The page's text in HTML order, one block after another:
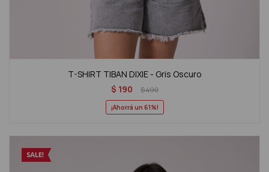
T-SHIRT TIBAN DIXIE - Gris Oscuro
$ 190 $490
61